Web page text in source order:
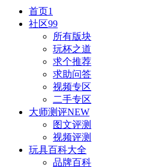
首页1
社区99
所有版块
玩杯之道
求个推荐
求助问答
视频专区
二手专区
大师测评NEW
图文评测
视频评测
玩具百科大全
品牌百科